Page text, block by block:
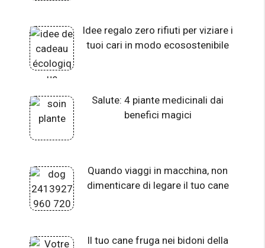
Idee regalo zero rifiuti per viziare i
tuoi cari in modo ecosostenibile
Salute: 4 piante medicinali dai
benefici magici
Quando viaggi in macchina, non
dimenticare di legare il tuo cane
Il tuo cane fruga nei bidoni della